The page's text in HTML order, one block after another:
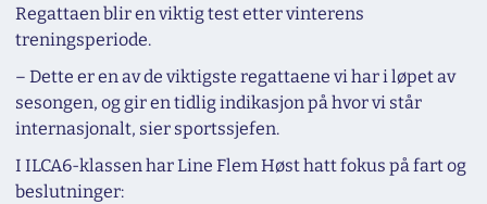
Regattaen blir en viktig test etter vinterens
treningsperiode.
– Dette er en av de viktigste regattaene vi har i løpet av
sesongen, og gir en tidlig indikasjon på hvor vi står
internasjonalt, sier sportssjefen.
I ILCA6-klassen har Line Flem Høst hatt fokus på fart og
beslutninger: